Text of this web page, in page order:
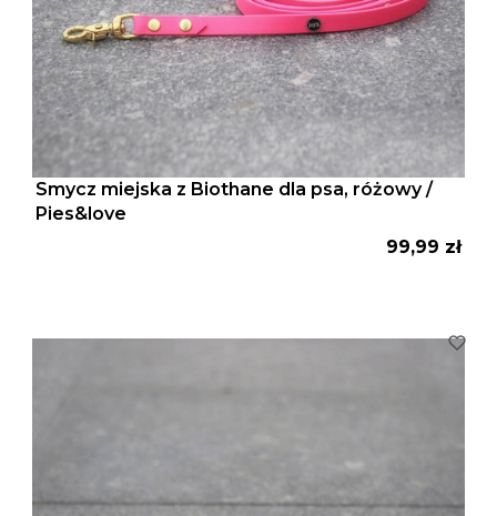
Smycz miejska z Biothane dla psa, różowy /
Pies&love
Cena
99,99 zł